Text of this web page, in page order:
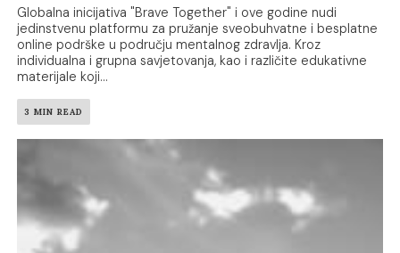
Globalna inicijativa "Brave Together" i ove godine nudi
jedinstvenu platformu za pružanje sveobuhvatne i besplatne
online podrške u području mentalnog zdravlja. Kroz
individualna i grupna savjetovanja, kao i različite edukativne
materijale koji...
3 MIN READ